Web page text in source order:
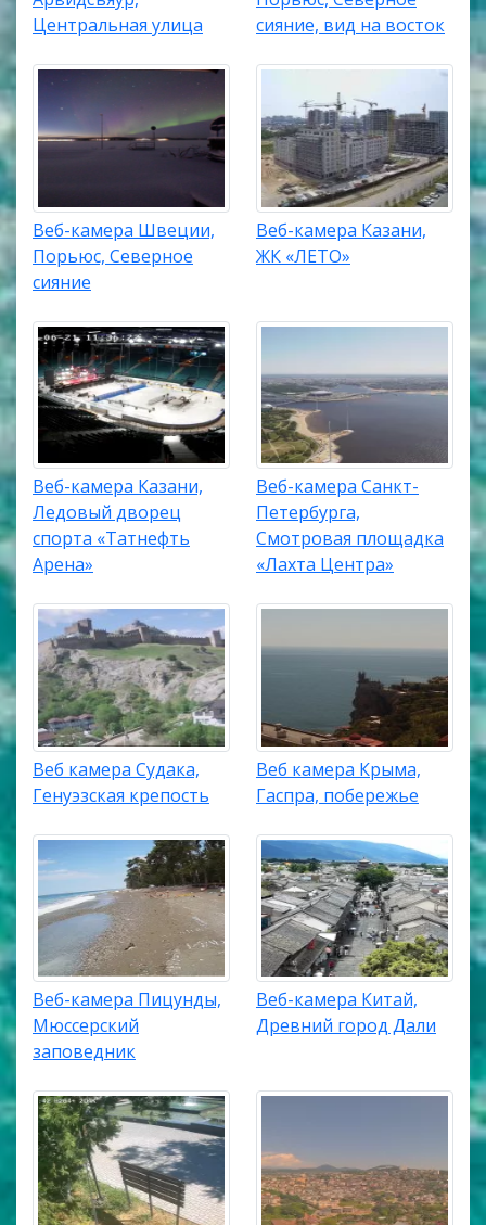
Центральная улица
сияние, вид на восток
Веб-камера Швеции,
Порьюс, Северное
сияние
Веб-камера Казани,
ЖК «ЛЕТО»
Веб-камера Казани,
Ледовый дворец
спорта «Татнефть
Арена»
Веб-камера Санкт-
Петербурга,
Смотровая площадка
«Лахта Центра»
Веб камера Судака,
Генуэзская крепость
Веб камера Крыма,
Гаспра, побережье
Веб-камера Пицунды,
Мюссерский
заповедник
Веб-камера Китай,
Древний город Дали